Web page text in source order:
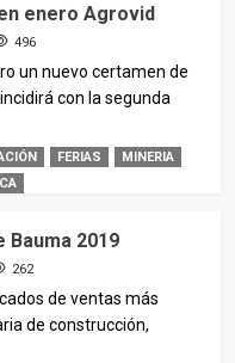
enero Agrovid
496
un nuevo certamen de
con la segunda
FERIAS
MINERIA
Bauma 2019
262
de ventas más
de construcción,